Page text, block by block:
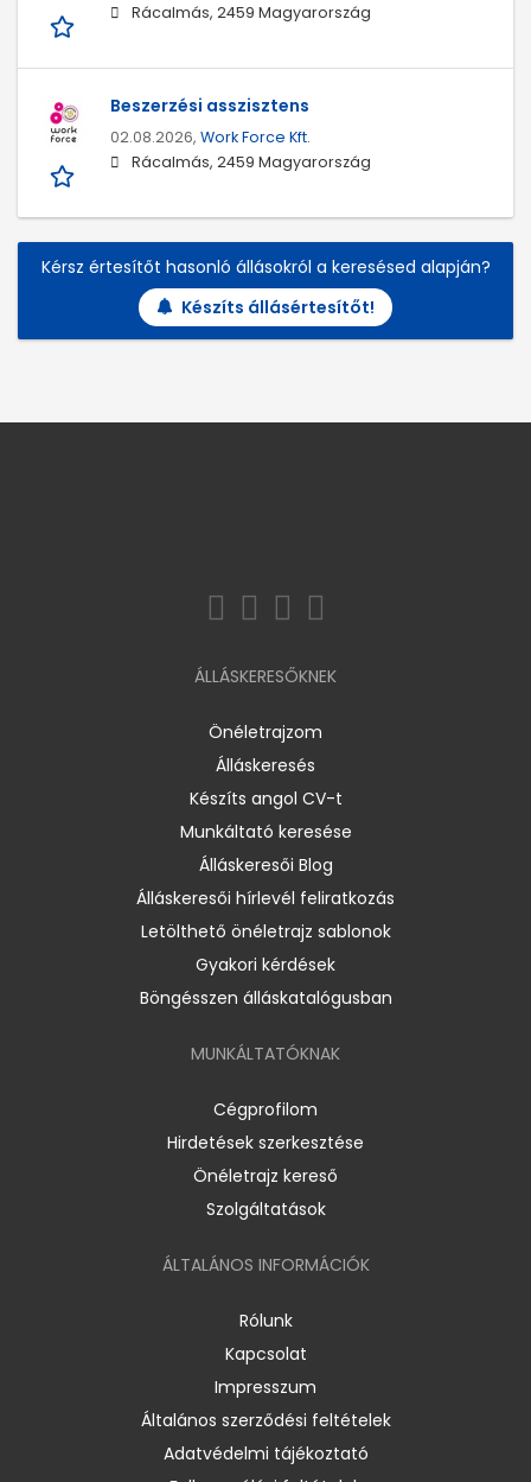
Rácalmás, 2459 Magyarország
Beszerzési asszisztens
02.08.2026, Work Force Kft.
Rácalmás, 2459 Magyarország
Kérsz értesítőt hasonló állásokról a keresésed alapján?
Készíts állásértesítőt!
ÁLLÁSKERESŐKNEK
Önéletrajzom
Álláskeresés
Készíts angol CV-t
Munkáltató keresése
Álláskeresői Blog
Álláskeresői hírlevél feliratkozás
Letölthető önéletrajz sablonok
Gyakori kérdések
Böngésszen álláskatalógusban
MUNKÁLTATÓKNAK
Cégprofilom
Hirdetések szerkesztése
Önéletrajz kereső
Szolgáltatások
ÁLTALÁNOS INFORMÁCIÓK
Rólunk
Kapcsolat
Impresszum
Általános szerződési feltételek
Adatvédelmi tájékoztató